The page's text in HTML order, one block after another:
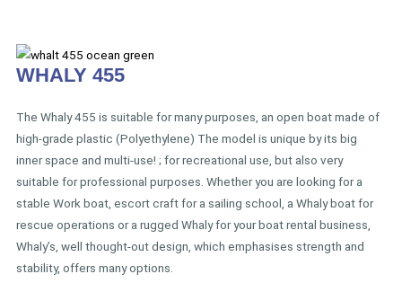
FAQ & Contact
Nieuws
Over ons
WHALY 455
The Whaly 455 is suitable for many purposes, an open boat made of
high-grade plastic (Polyethylene) The model is unique by its big
inner space and multi-use! ; for recreational use, but also very
suitable for professional purposes. Whether you are looking for a
stable Work boat, escort craft for a sailing school, a Whaly boat for
rescue operations or a rugged Whaly for your boat rental business,
Whaly’s, well thought-out design, which emphasises strength and
stability, offers many options.